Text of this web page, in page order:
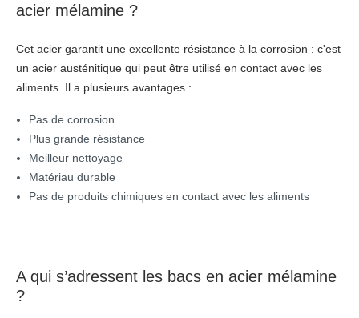
acier mélamine ?
Cet acier garantit une excellente résistance à la corrosion : c'est
un acier austénitique qui peut être utilisé en contact avec les
aliments. Il a plusieurs avantages :
Pas de corrosion
Plus grande résistance
Meilleur nettoyage
Matériau durable
Pas de produits chimiques en contact avec les aliments
A qui s’adressent les bacs en acier mélamine
?